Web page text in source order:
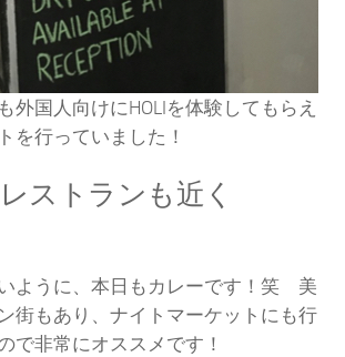
外国人向けにHOLIを体験してもらえ
を行っていました！
ストランも近く
ように、本日もカレーです！笑 美
街もあり、ナイトマーケットにも行
で非常にオススメです！